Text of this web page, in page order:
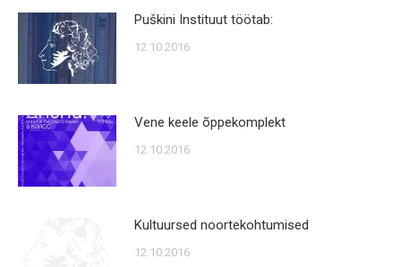
Puškini Instituut töötab:
12.10.2016
Vene keele õppekomplekt
12.10.2016
Kultuursed noortekohtumised
12.10.2016